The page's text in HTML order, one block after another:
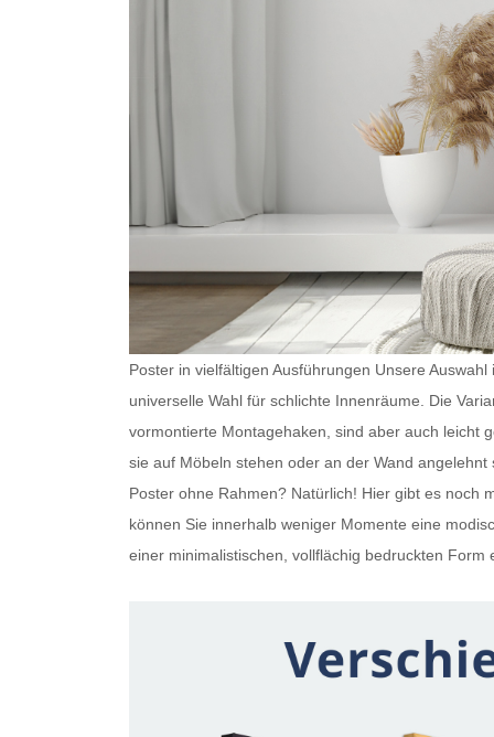
Poster in vielfältigen Ausführungen Unsere
universelle Wahl für schlichte Innenräume. Die
vormontierte Montagehaken, sind aber auch leicht
sie auf Möbeln stehen oder an der Wand
Poster ohne Rahmen? Natürlich! Hier gibt es noch
können Sie innerhalb weniger Momente eine
einer minimalistischen, vollflächig bedruckten Form